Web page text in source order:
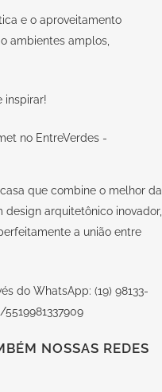
e o aproveitamento
ambientes amplos,
inspirar!
que combine o melhor da
arquitetônico inovador,
a união entre
do WhatsApp: (19) 98133-
NOSSAS REDES